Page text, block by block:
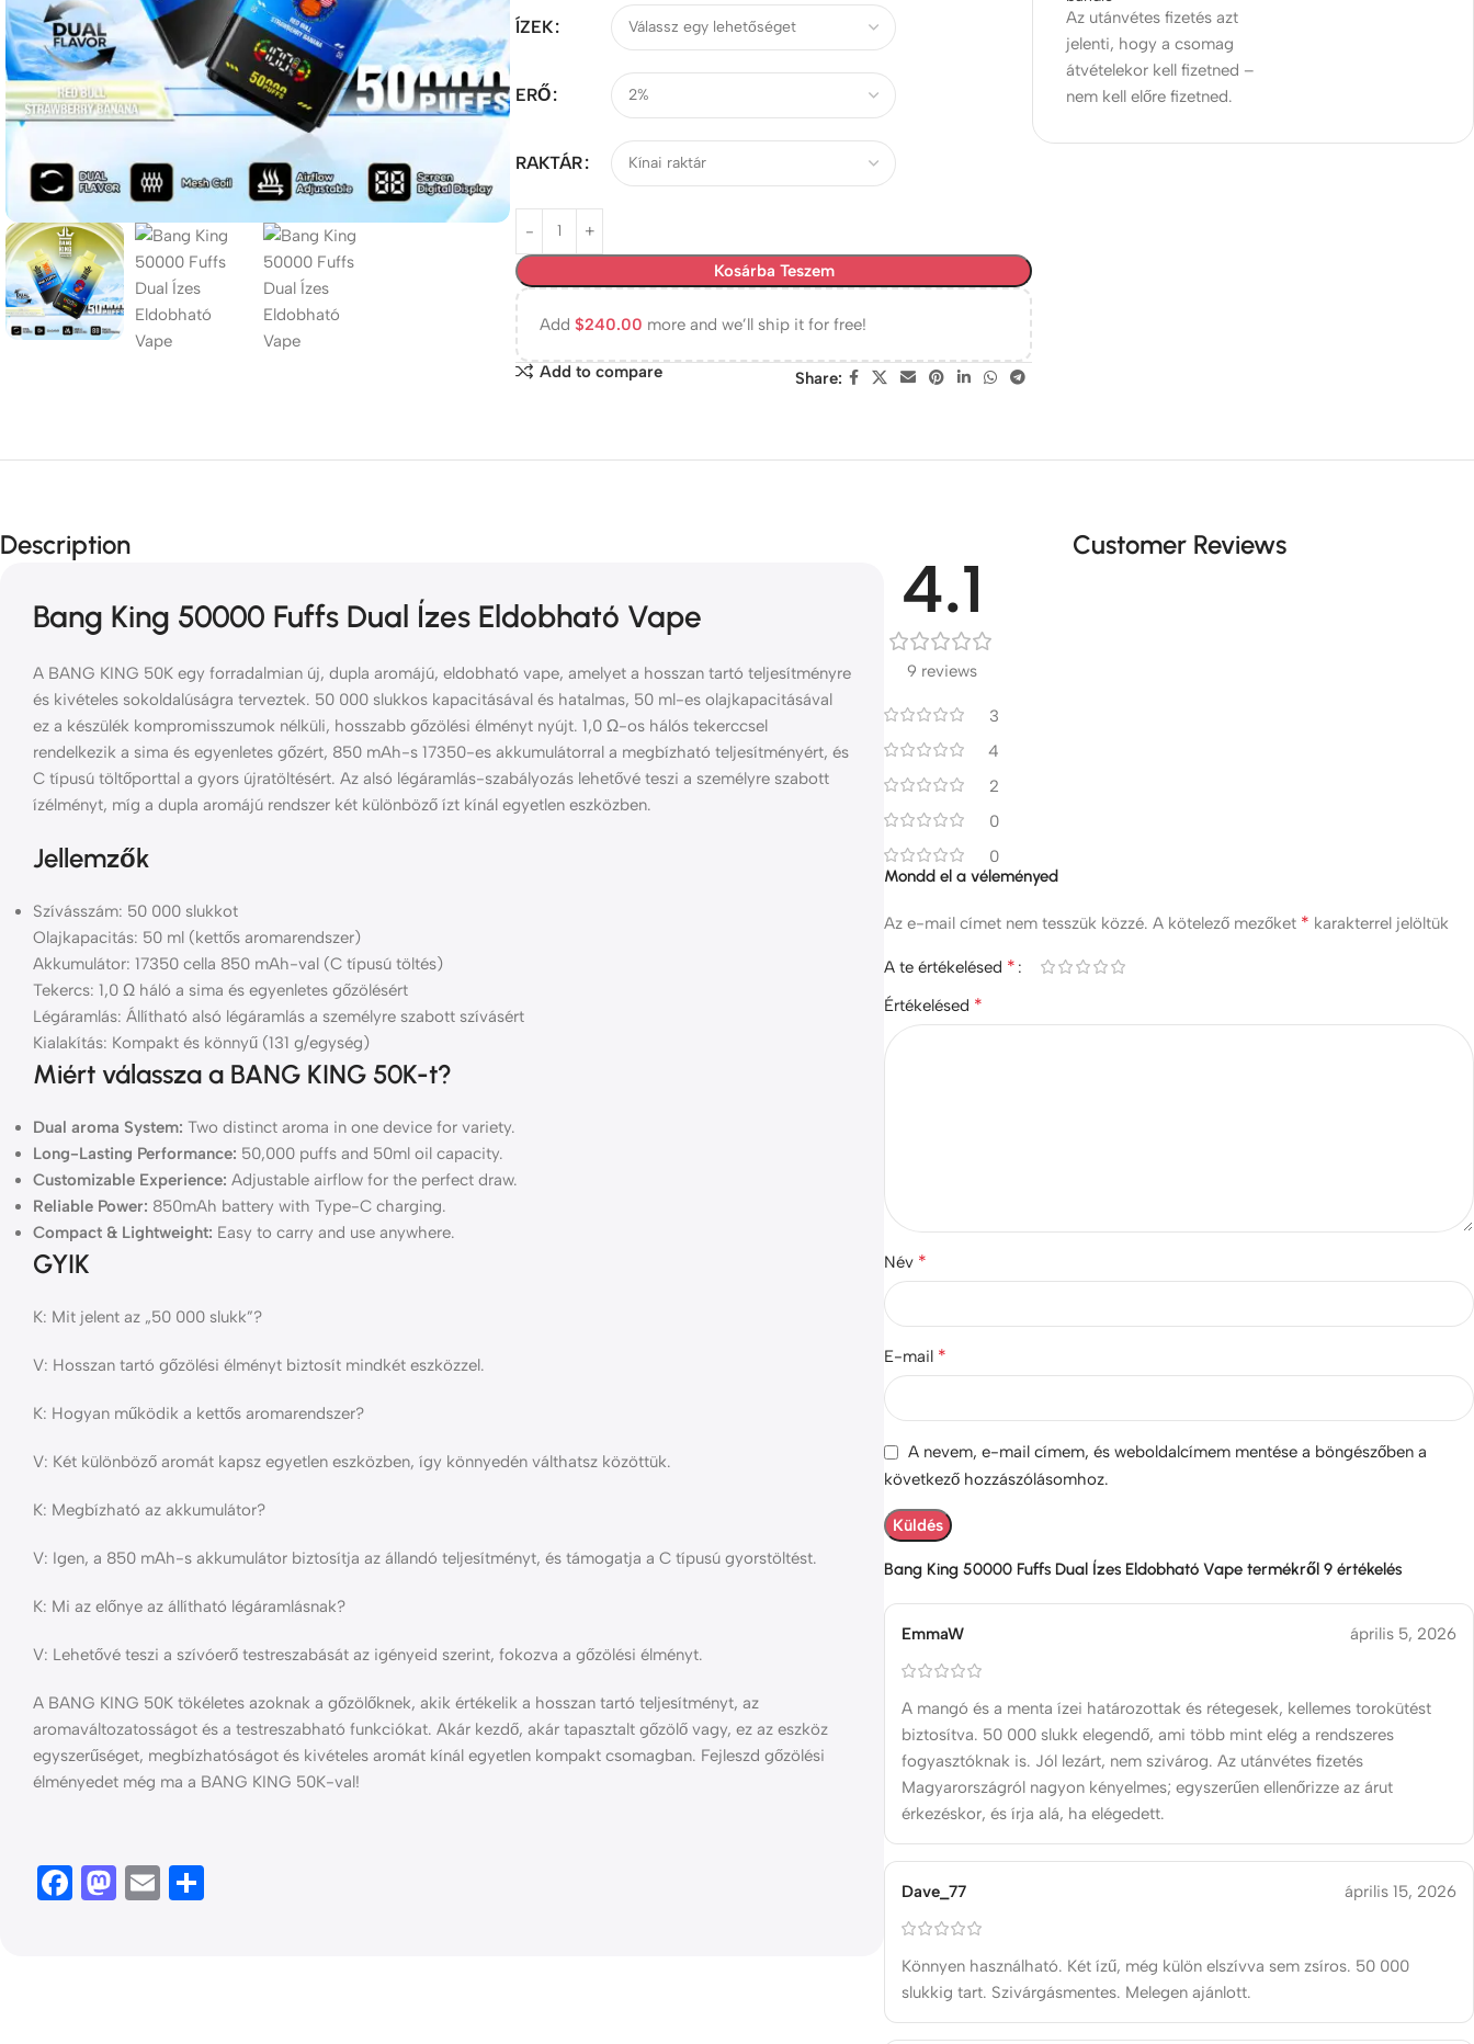
ÍZEK
ERŐ
RAKTÁR
Kosárba Teszem
Add$240.00 more and we’ll ship it for free!
Add to compare Share:
Az utánvétes fizetés azt
jelenti, hogy a csomag
átvételekor kell fizetned –
nem kell előre fizetned.
Description
Bang King 50000 Fuffs Dual Ízes Eldobható Vape
A BANG KING 50K egy forradalmian új, dupla aromájú, eldobható vape, amelyet a hosszan tartó teljesítményre
és kivételes sokoldalúságra terveztek. 50 000 slukkos kapacitásával és hatalmas, 50 ml-es olajkapacitásával
ez a készülék kompromisszumok nélküli, hosszabb gőzölési élményt nyújt. 1,0 Ω-os hálós tekerccsel
rendelkezik a sima és egyenletes gőzért, 850 mAh-s 17350-es akkumulátorral a megbízható teljesítményért, és
C típusú töltőporttal a gyors újratöltésért. Az alsó légáramlás-szabályozás lehetővé teszi a személyre szabott
ízélményt, míg a dupla aromájú rendszer két különböző ízt kínál egyetlen eszközben.
Jellemzők
Szívásszám: 50 000 slukkot
Olajkapacitás: 50 ml (kettős aromarendszer)
Akkumulátor: 17350 cella 850 mAh-val (C típusú töltés)
Tekercs: 1,0 Ω háló a sima és egyenletes gőzölésért
Légáramlás: Állítható alsó légáramlás a személyre szabott szívásért
Kialakítás: Kompakt és könnyű (131 g/egység)
Miért válassza a BANG KING 50K-t?
Dual aroma System: Two distinct aroma in one device for variety.
Long-Lasting Performance: 50,000 puffs and 50ml oil capacity.
Customizable Experience: Adjustable airflow for the perfect draw.
Reliable Power: 850mAh battery with Type-C charging.
Compact & Lightweight: Easy to carry and use anywhere.
GYIK
K: Mit jelent az „50 000 slukk”?
V: Hosszan tartó gőzölési élményt biztosít mindkét eszközzel.
K: Hogyan működik a kettős aromarendszer?
V: Két különböző aromát kapsz egyetlen eszközben, így könnyedén válthatsz közöttük.
K: Megbízható az akkumulátor?
V: Igen, a 850 mAh-s akkumulátor biztosítja az állandó teljesítményt, és támogatja a C típusú gyorstöltést.
K: Mi az előnye az állítható légáramlásnak?
V: Lehetővé teszi a szívóerő testreszabását az igényeid szerint, fokozva a gőzölési élményt.
A BANG KING 50K tökéletes azoknak a gőzölőknek, akik értékelik a hosszan tartó teljesítményt, az
aromaváltozatosságot és a testreszabható funkciókat. Akár kezdő, akár tapasztalt gőzölő vagy, ez az eszköz
egyszerűséget, megbízhatóságot és kivételes aromát kínál egyetlen kompakt csomagban. Fejleszd gőzölési
élményedet még ma a BANG KING 50K-val!
Facebook
Mastodon
Email
Customer Reviews
4.1
9 reviews
3
4
2
0
0
Bang King 50000 Fuffs Dual Ízes Eldobható Vape termékről 9 értékelés
EmmaW április 5, 2026
A mangó és a menta ízei határozottak és rétegesek, kellemes torokütést
biztosítva. 50 000 slukk elegendő, ami több mint elég a rendszeres
fogyasztóknak is. Jól lezárt, nem szivárog. Az utánvétes fizetés
Magyarországról nagyon kényelmes; egyszerűen ellenőrizze az árut
érkezéskor, és írja alá, ha elégedett.
Dave_77 április 15, 2026
Könnyen használható. Két ízű, még külön elszívva sem zsíros. 50 000
slukkig tart. Szivárgásmentes. Melegen ajánlott.
Mondd el a véleményed
Az e-mail címet nem tesszük közzé. A kötelező mezőket * karakterrel jelöltük
A te értékelésed *
Értékelésed *
Név *
E-mail *
A nevem, e-mail címem, és weboldalcímem mentése a böngészőben a
következő hozzászólásomhoz.